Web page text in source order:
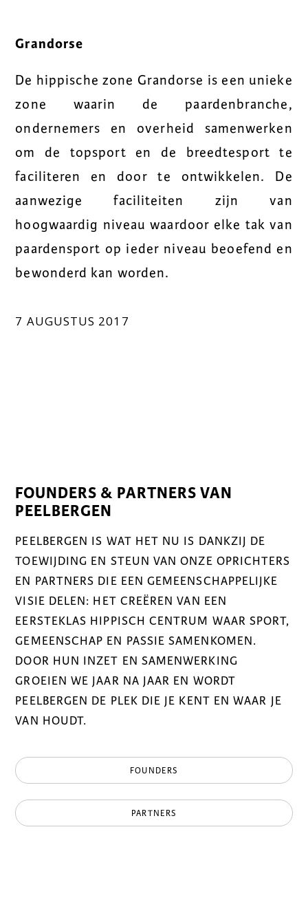
Grandorse
De hippische zone Grandorse is een unieke
zone waarin de paardenbranche,
ondernemers en overheid samenwerken
om de topsport en de breedtesport te
faciliteren en door te ontwikkelen. De
aanwezige faciliteiten zijn van
hoogwaardig niveau waardoor elke tak van
paardensport op ieder niveau beoefend en
bewonderd kan worden.
7 AUGUSTUS 2017
FOUNDERS & PARTNERS VAN
PEELBERGEN
PEELBERGEN IS WAT HET NU IS DANKZIJ DE
TOEWIJDING EN STEUN VAN ONZE OPRICHTERS
EN PARTNERS DIE EEN GEMEENSCHAPPELIJKE
VISIE DELEN: HET CREËREN VAN EEN
EERSTEKLAS HIPPISCH CENTRUM WAAR SPORT,
GEMEENSCHAP EN PASSIE SAMENKOMEN.
DOOR HUN INZET EN SAMENWERKING
GROEIEN WE JAAR NA JAAR EN WORDT
PEELBERGEN DE PLEK DIE JE KENT EN WAAR JE
VAN HOUDT.
FOUNDERS
PARTNERS